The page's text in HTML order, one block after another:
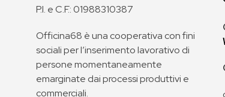
P.I. e C.F.: 01988310387
Officina68 è una cooperativa con fini
sociali per l’inserimento lavorativo di
persone momentaneamente
emarginate dai processi produttivi e
commerciali.